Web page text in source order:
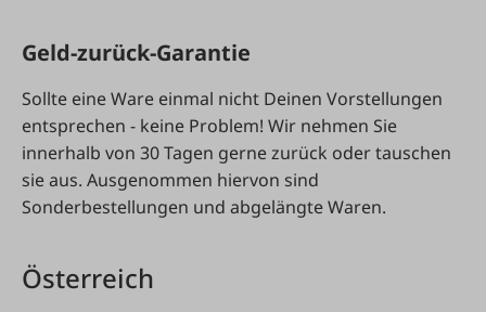
Geld-zurück-Garantie
Sollte eine Ware einmal nicht Deinen Vorstellungen
entsprechen - keine Problem! Wir nehmen Sie
innerhalb von 30 Tagen gerne zurück oder tauschen
sie aus. Ausgenommen hiervon sind
Sonderbestellungen und abgelängte Waren.
Österreich